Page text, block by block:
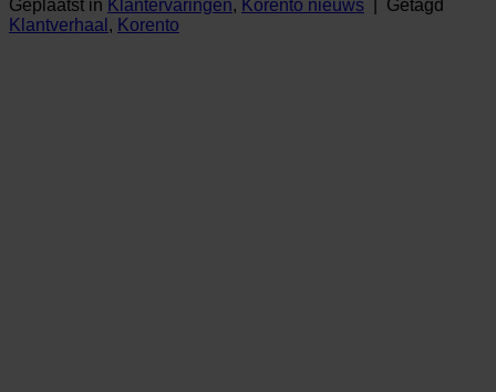
Geplaatst in Klantervaringen, Korento nieuws
Getagd
Klantverhaal , Korento